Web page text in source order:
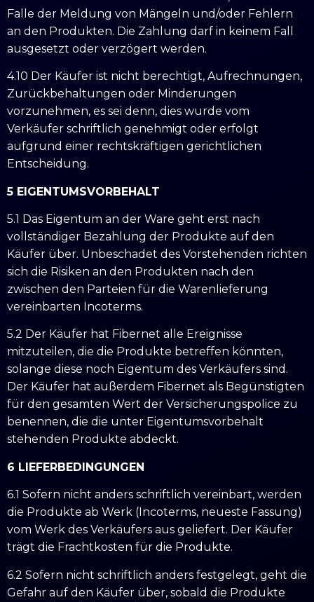
Falle der Meldung von Mängeln und/oder Fehlern
an den Produkten. Die Zahlung darf in keinem Fall
ausgesetzt oder verzögert werden.
4.10 Der Käufer ist nicht berechtigt, Aufrechnungen,
Zurückbehaltungen oder Minderungen
vorzunehmen, es sei denn, dies wurde vom
Verkäufer schriftlich genehmigt oder erfolgt
aufgrund einer rechtskräftigen gerichtlichen
Entscheidung.
5 EIGENTUMSVORBEHALT
5.1 Das Eigentum an der Ware geht erst nach
vollständiger Bezahlung der Produkte auf den
Käufer über. Unbeschadet des Vorstehenden richten
sich die Risiken an den Produkten nach den
zwischen den Parteien für die Warenlieferung
vereinbarten Incoterms.
5.2 Der Käufer hat Fibernet alle Ereignisse
mitzuteilen, die die Produkte betreffen könnten,
solange diese noch Eigentum des Verkäufers sind.
Der Käufer hat außerdem Fibernet als Begünstigten
für den gesamten Wert der Versicherungspolice zu
benennen, die die unter Eigentumsvorbehalt
stehenden Produkte abdeckt.
6 LIEFERBEDINGUNGEN
6.1 Sofern nicht anders schriftlich vereinbart, werden
die Produkte ab Werk (Incoterms, neueste Fassung)
vom Werk des Verkäufers aus geliefert. Der Käufer
trägt die Frachtkosten für die Produkte.
6.2 Sofern nicht schriftlich anders festgelegt, geht die
Gefahr auf den Käufer über, sobald die Produkte